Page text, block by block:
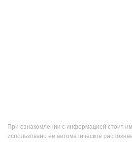
При ознакомлении с информацией стоит
использовано ее автоматическое